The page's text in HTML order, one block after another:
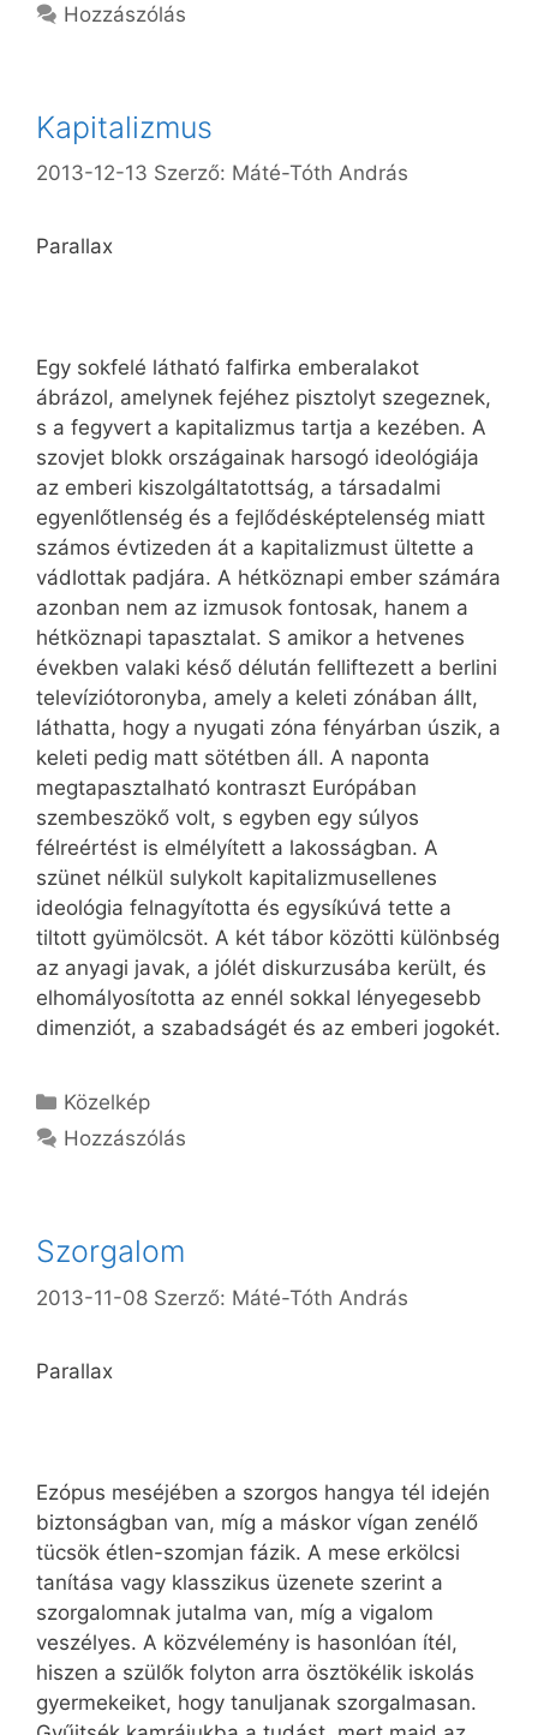
Hozzászólás
Kapitalizmus
2013-12-13 Szerző: Máté-Tóth András
Parallax
Egy sokfelé látható falfirka emberalakot
ábrázol, amelynek fejéhez pisztolyt szegeznek,
s a fegyvert a kapitalizmus tartja a kezében. A
szovjet blokk országainak harsogó ideológiája
az emberi kiszolgáltatottság, a társadalmi
egyenlőtlenség és a fejlődésképtelenség miatt
számos évtizeden át a kapitalizmust ültette a
vádlottak padjára. A hétköznapi ember számára
azonban nem az izmusok fontosak, hanem a
hétköznapi tapasztalat. S amikor a hetvenes
években valaki késő délután felliftezett a berlini
televíziótoronyba, amely a keleti zónában állt,
láthatta, hogy a nyugati zóna fényárban úszik, a
keleti pedig matt sötétben áll. A naponta
megtapasztalható kontraszt Európában
szembeszökő volt, s egyben egy súlyos
félreértést is elmélyített a lakosságban. A
szünet nélkül sulykolt kapitalizmusellenes
ideológia felnagyította és egysíkúvá tette a
tiltott gyümölcsöt. A két tábor közötti különbség
az anyagi javak, a jólét diskurzusába került, és
elhomályosította az ennél sokkal lényegesebb
dimenziót, a szabadságét és az emberi jogokét.
Kategória
Közelkép
Hozzászólás
Szorgalom
2013-11-08 Szerző: Máté-Tóth András
Parallax
Ezópus meséjében a szorgos hangya tél idején
biztonságban van, míg a máskor vígan zenélő
tücsök étlen-szomjan fázik. A mese erkölcsi
tanítása vagy klasszikus üzenete szerint a
szorgalomnak jutalma van, míg a vigalom
veszélyes. A közvélemény is hasonlóan ítél,
hiszen a szülők folyton arra ösztökélik iskolás
gyermekeiket, hogy tanuljanak szorgalmasan.